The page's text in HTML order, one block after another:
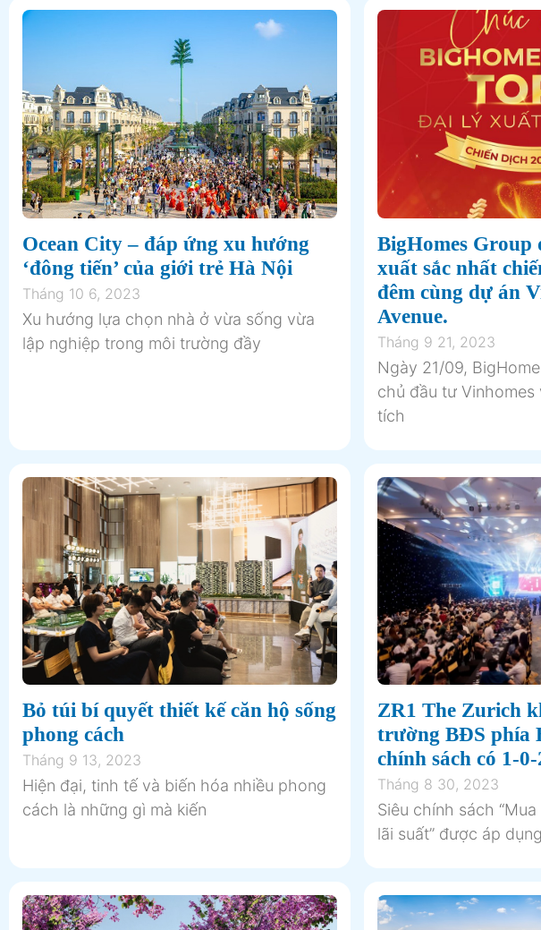
Ocean City – đáp ứng xu hướng
‘đông tiến’ của giới trẻ Hà Nội
Tháng 10 6, 2023
Xu hướng lựa chọn nhà ở vừa sống vừa
lập nghiệp trong môi trường đầy
BigHomes Group
xuất sắc nhất
đêm cùng dự án
Avenue.
Tháng 9 21, 2023
Ngày 21/09,
chủ đầu tư
tích
Bỏ túi bí quyết thiết kế căn hộ sống
phong cách
Tháng 9 13, 2023
Hiện đại, tinh tế và biến hóa nhiều phong
cách là những gì mà kiến
ZR1 The Zurich
trường BĐS phía
chính sách có 1-0-
Tháng 8 30, 2023
Siêu chính sách
lãi suất” được áp